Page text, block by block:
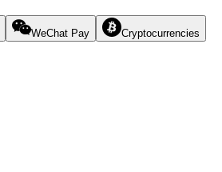
WeChat Pay Cryptocurrencies